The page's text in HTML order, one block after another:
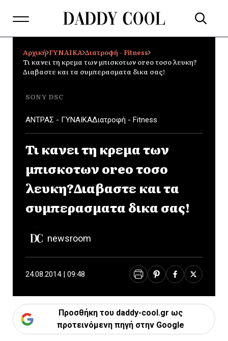
Αρχική ΓΥΝΑΙΚΑ Διατροφή - Fitness
Τι κανει τη κρεμα των μπισκοτων oreo τοσο λευκη?
Διαβαστε και τα συμπερασματα δικα σας!
SONY DSC
ΑΝΤΡΑΣ - ΓΥΝΑΙΚΑΔιατροφή - Fitness
Τι κανει τη κρεμα των
μπισκοτων oreo τοσο
λευκη?Διαβαστε και τα
συμπερασματα δικα σας!
newsroom
24.08.2014 | 09:48
Προσθήκη του daddy-cool.gr ως
προτεινόμενη πηγή στην Google